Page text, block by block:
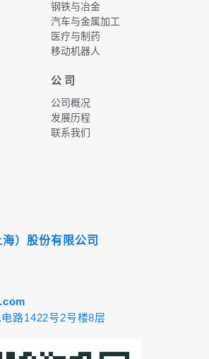
钢铁与冶金
汽车与金属加工
医疗与制药
移动机器人
公 司
公司概况
发展历程
联系我们
）股份有限公司
路1422号2号楼8层